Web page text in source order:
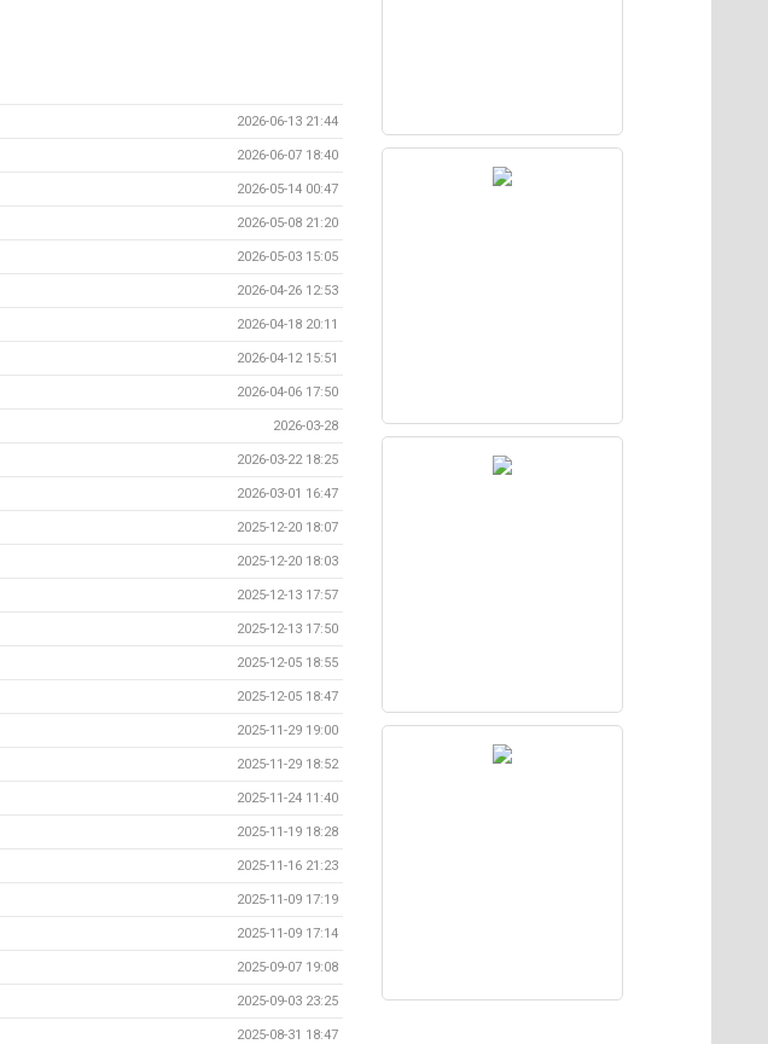
2026-06-13 21:44
2026-06-07 18:40
2026-05-14 00:47
2026-05-08 21:20
2026-05-03 15:05
2026-04-26 12:53
2026-04-18 20:11
2026-04-12 15:51
2026-04-06 17:50
2026-03-28
2026-03-22 18:25
2026-03-01 16:47
2025-12-20 18:07
2025-12-20 18:03
2025-12-13 17:57
2025-12-13 17:50
2025-12-05 18:55
2025-12-05 18:47
2025-11-29 19:00
2025-11-29 18:52
2025-11-24 11:40
2025-11-19 18:28
2025-11-16 21:23
2025-11-09 17:19
2025-11-09 17:14
2025-09-07 19:08
2025-09-03 23:25
2025-08-31 18:47